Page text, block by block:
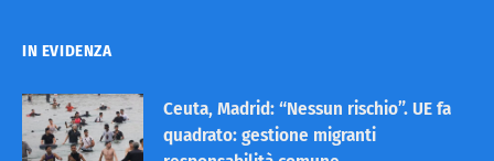
IN EVIDENZA
Ceuta, Madrid: “Nessun rischio”. UE fa
quadrato: gestione migranti